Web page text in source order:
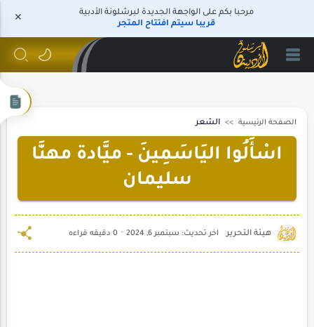
مرحبا بكم على الواجهة الجديدة لبرشلونة الأدبية
قريبا سيتم افتتاح المتجر
الصفحة الرئيسية الشعر
اسْأَلُوا اليَاسَمِينَ - ميَّادة مهنَّا
سليمان
0 دقيقه قراءه